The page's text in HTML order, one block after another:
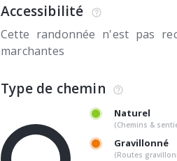
Accessibilité
Cette randonnée n'est pas
marchantes
Type de chemin
Naturel
(Chemins &
Gravillonné
(Routes